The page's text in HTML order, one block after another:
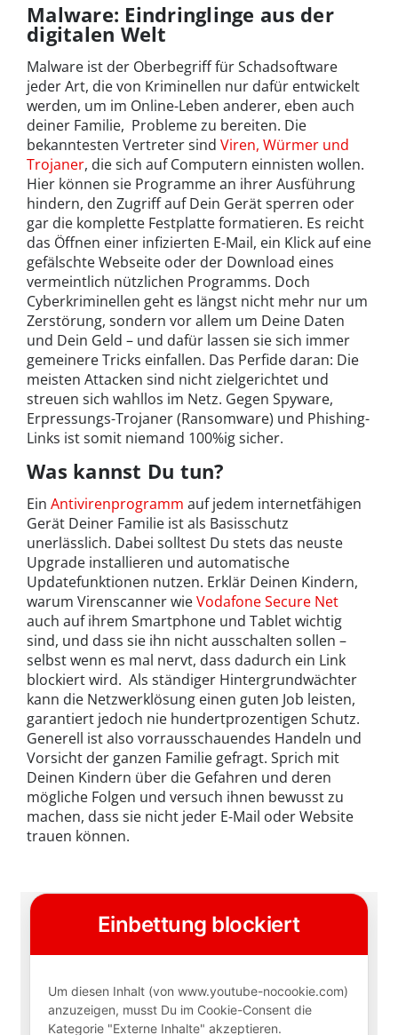
Malware: Eindringlinge aus der
digitalen Welt
Malware ist der Oberbegriff für Schadsoftware
jeder Art, die von Kriminellen nur dafür entwickelt
werden, um im Online-Leben anderer, eben auch
deiner Familie, Probleme zu bereiten. Die
bekanntesten Vertreter sind Viren, Würmer und
Trojaner, die sich auf Computern einnisten wollen.
Hier können sie Programme an ihrer Ausführung
hindern, den Zugriff auf Dein Gerät sperren oder
gar die komplette Festplatte formatieren. Es reicht
das Öffnen einer infizierten E-Mail, ein Klick auf eine
gefälschte Webseite oder der Download eines
vermeintlich nützlichen Programms. Doch
Cyberkriminellen geht es längst nicht mehr nur um
Zerstörung, sondern vor allem um Deine Daten
und Dein Geld – und dafür lassen sie sich immer
gemeinere Tricks einfallen. Das Perfide daran: Die
meisten Attacken sind nicht zielgerichtet und
streuen sich wahllos im Netz. Gegen Spyware,
Erpressungs-Trojaner (Ransomware) und Phishing-
Links ist somit niemand 100%ig sicher.
Was kannst Du tun?
Ein Antivirenprogramm auf jedem internetfähigen
Gerät Deiner Familie ist als Basisschutz
unerlässlich. Dabei solltest Du stets das neuste
Upgrade installieren und automatische
Updatefunktionen nutzen. Erklär Deinen Kindern,
warum Virenscanner wieVodafone Secure Net
auch auf ihrem Smartphone und Tablet wichtig
sind, und dass sie ihn nicht ausschalten sollen –
selbst wenn es mal nervt, dass dadurch ein Link
blockiert wird. Als ständiger Hintergrundwächter
kann die Netzwerklösung einen guten Job leisten,
garantiert jedoch nie hundertprozentigen Schutz.
Generell ist also vorrausschauendes Handeln und
Vorsicht der ganzen Familie gefragt. Sprich mit
Deinen Kindern über die Gefahren und deren
mögliche Folgen und versuch ihnen bewusst zu
machen, dass sie nicht jeder E-Mail oder Website
trauen können.